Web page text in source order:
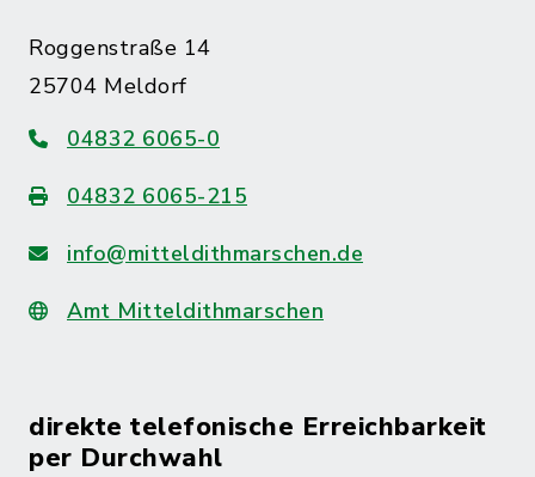
Roggenstraße 14
25704 Meldorf
04832 6065-0
04832 6065-215
info@mitteldithmarschen.de
Amt Mitteldithmarschen
direkte telefonische Erreichbarkeit
per Durchwahl